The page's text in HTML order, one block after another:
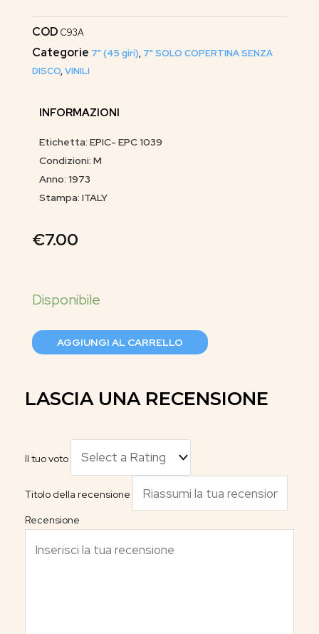
COD C93A
Categorie 7" (45 giri), 7" SOLO COPERTINA SENZA
DISCO,VINILI
INFORMAZIONI
Etichetta: EPIC- EPC 1039
Condizioni: M
Anno: 1973
Stampa: ITALY
€7.00
AGGIUNGI AL CARRELLO
LASCIA UNA RECENSIONE
Il tuo voto
Titolo della recensione
Recensione